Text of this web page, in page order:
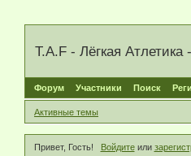
T.A.F - Лёгкая
Форум Участники Поиск
Активные темы
Привет, Гость! Войдитеили